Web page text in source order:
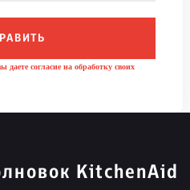
согласие на обработку своих
KitchenAid